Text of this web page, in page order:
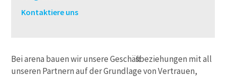
Kontaktiere uns
Bei arena bauen wir unsere Geschäftsbeziehungen mit all
unseren Partnern auf der Grundlage von Vertrauen,